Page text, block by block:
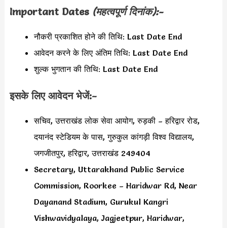
Important Dates (महत्वपूर्ण दिनांक):-
नौकरी प्रकाशित होने की तिथि: Last Date End
आवेदन करने के लिए अंतिम तिथि: Last Date End
शुल्क भुगतान की तिथि: Last Date End
इसके लिए आवेदन भेजें:-
सचिव, उत्तराखंड लोक सेवा आयोग, रुड़की – हरिद्वार रोड,
दयानंद स्टेडियम के पास, गुरुकुल कांगड़ी विश्व विद्यालय,
जगजीतपुर, हरिद्वार, उत्तराखंड 249404
Secretary, Uttarakhand Public Service
Commission, Roorkee – Haridwar Rd, Near
Dayanand Stadium, Gurukul Kangri
Vishwavidyalaya, Jagjeetpur, Haridwar,